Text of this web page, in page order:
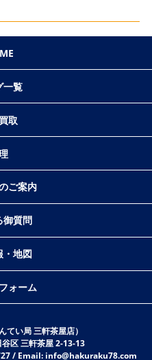
一覧
取
ご案内
御質問
・地図
ォーム
てい局 三軒茶屋店）
区 三軒茶屋 2-13-13
/ Email: info@hakuraku78.com